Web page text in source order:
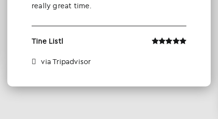
really great time.
Tine Listl
via Tripadvisor